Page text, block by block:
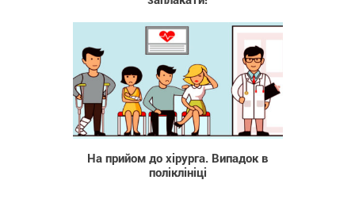
1 200
На прийом до хірурга. Випадок в
поліклініці